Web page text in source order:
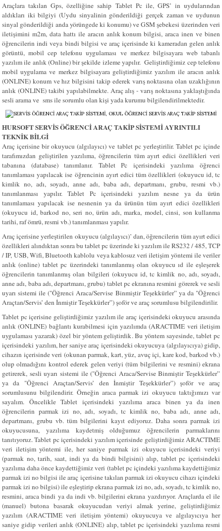
Araçlara takılan Gps, özelliğine sahip Tablet Pc ile, GPS’ in uydularından
aldıkları iki bilgiyi (Uydu sinyalinin gönderildiği gerçek zaman ve uydunun
sinyal gönderildiği anda yörüngede ki konumu) ve GSM şebekesi üzerinden veri
iletişimini m2m, data hattı ile aracın anlık konum bilgisi, araca inen ve binen
öğrencilerin indi veya bindi bilgisi ve araç içerisinde ki kameradan gelen anlık
görüntü, mobil cep telefonu uygulaması ve merkez bilgisayara web tabanlı
yazılım ile anlık (Online) bir şekilde izleme yapılır.Geliştirdiğimiz cep telefonu
mobil uygulama ve merkez bilgisayara geliştirdiğimiz yazılım ile aracın anlık
(ONLINE) konum ve hız bilgisini takip ederek varış noktasına olan uzaklığının
anlık (ONLINE) takibi yapılabilmekte. Araç alış - varış noktasına yaklaştığında
sesli arama ve sms ile sorumlu olan kişi yada kurumu bilgilendirilmektedir.
HURSOFT SERVİS ÖĞRENCİ ARAÇ TAKİP SİSTEMİ AYRINTILI
TEKNİK BİLGİ
Araç içerisine bir okuyucu (algılayıcı) ve tablet pc yerleştirilir. Tablet pc içinde
tarafımızdan geliştirilen yazılıma, öğrencilerin tüm ayırt edici özellikleri veri
tabanına (database) tanımlanır. Tablet Pc içerisindeki yazılıma öğrenci
tanımlaması yapılacak ise öğrencinin ayırt edici tüm özellikleri (okuyucu id, tc
kimlik no, adı, soyadı, anne adı, baba adı, departmanı, grubu, resmi vb.)
tanımlanması yapılır. Tablet Pc içerisindeki yazılım nesne ya da ürün
tanımlaması yapılacak ise nesnenin ya da ürünün tüm ayırt edici özellikleri
(okuyucu id, barkod no, seri no, ürün adı, marka, model, cinsi, son kullanma
tarihi, raf ömrü, resmi vb.) tanımlanması yapılır.
Araç içerisine yerleştirilen okuyucu (algılayıcı)’ dan, öğrencilerin tüm ayırt edici
özellikleri alındıktan sonra bu tablet pc üzerinde ki yazılım ile RS232 / 485, TCP
/ IP, USB, Wifi, Bluetooth kablolu veya kablosuz veri iletişim yöntemi ile veriler
anlık (online) tablet pc üzerindeki tanımlanmış olan okuyucu ıd ile eşleşerek
öğrencilerin tanımlanmış olan bilgileri (okuyucu id, tc kimlik no, adı, soyadı,
anne adı, baba adı, departmanı, grubu) tablet pc ekranına resmini görerek ve sesli
uyarı sistemi ile ("Öğrenci Araca/Servise Binmiştir Teşekkürler” ya da "Öğrenci
Araçtan/Servis’ den İnmiştir Teşekkürler”) şoför ve araç sorumlusu bilgilendirilir.
Tablet pc içerisine geliştirdiğimiz yazılım ile araç içerisindeki okuyucu arasında
anlık (ONLINE) bağlantı kurabilmesi için yazılımda (ARACTIME veri iletişim
uygulaması yazarak) özel bir yöntem geliştirdik. Bu yöntem sayesinde, tablet pc
içerisindeki yazılım, her saniye araç içerisindeki okuyucuya (algılayıcıya) gidip,
cihazın içerisinde veri (okunan parmak, kart, yüz, avuç içi, kare kod, barkod vb.)
olup olmadığını kontrol ederek gelen veriyi (tüm bilgilerini ve resmini) ekrana
getirerek, sesli uyarı sistemi ile ("Öğrenci Araca/Servise Binmiştir Teşekkürler”
ya da "Öğrenci Araçtan/Servis’ den İnmiştir Teşekkürler”) şoför ve araç
sorumlusunu bilgilendirir. Örneğin araca parmak izi okuyucu taktığımızı var
sayalım. Öncelikle Tablet içerisindeki yazılıma araca binen ya da inen
öğrencilerin parmak izi no, adı, soyadı, tc kimlik no, baba adı, anne adı,
departmanı, grubu vb. tüm bilgilerini kayıt ediyoruz. Daha sonra parmak izi
okuyucusuna, yazılıma kaydetmiş olduğumuz öğrencilerin parmaklarını
tanıtıyoruz. Tablet pc içerisindeki yazılım içerisinde geliştirdiğimiz ARACTIME
veri iletişim yöntemi ile, her saniye parmak izi okuyucu içerisindeki veriyi
(parmak no, tarih, saat, indi ya da bindi bilgisini) alıp, tablet pc içerisindeki
yazılıma daha önce kaydettiğimiz veri (tablet pc içindeki yazılıma kaydettiğimiz
parmak izi no bilgisi ile araç içerisine takılan parmak izi okuyucu cihazı içindeki
parmak izi no bilgisi) ile eşleştirip ekrana parmak izi no, adı, soyadı, tc kimlik no,
resmini, araca bindi ya da indi vb. bilgilerini ekrana yazdırıyor. Araçlarda el ile
(manuel) butona basarak okuyucudan veriyi almak yerine, geliştirdiğimiz
yazılım (ARACTIME veri iletişim yöntemi) okuyucuya ve algılayıcıya her
saniye gidip verileri anlık (ONLINE) alıp, tablet pc içerisindeki yazılıma resmi